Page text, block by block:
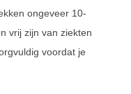
ongeveer 10-
vrij zijn van ziekten
voordat je